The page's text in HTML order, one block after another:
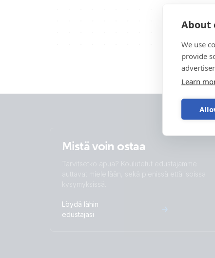
About
We use
provide
Learn
Mistä voin ostaa
Tarvitsetko apua? Koulutetut edustajamme
auttavat mielellään, sekä pienissä että isoissa
kysymyksissä.
Löydä lähin
edustajasi